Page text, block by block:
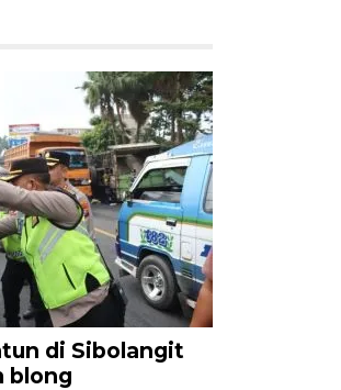
di Sibolangit
blong